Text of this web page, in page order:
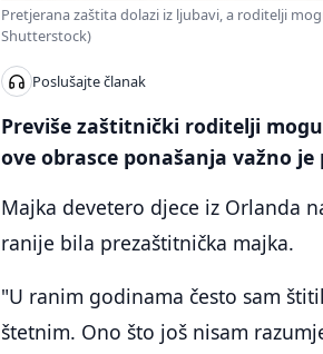
Pretjerana zaštita dolazi iz ljubavi, a roditelji
Shutterstock)
Poslušajte članak
Previše zaštitnički roditelji
ove obrasce ponašanja važno
Majka devetero djece iz Orlanda
ranije bila prezaštitnička majka.
"U ranim godinama često sam
štetnim. Ono što još nisam